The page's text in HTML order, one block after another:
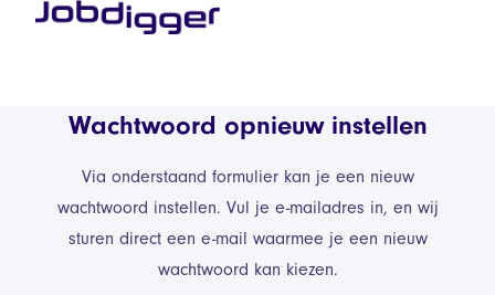
Wachtwoord opnieuw instellen
Via onderstaand formulier kan je een nieuw
wachtwoord instellen. Vul je e-mailadres in, en wij
sturen direct een e-mail waarmee je een nieuw
wachtwoord kan kiezen.